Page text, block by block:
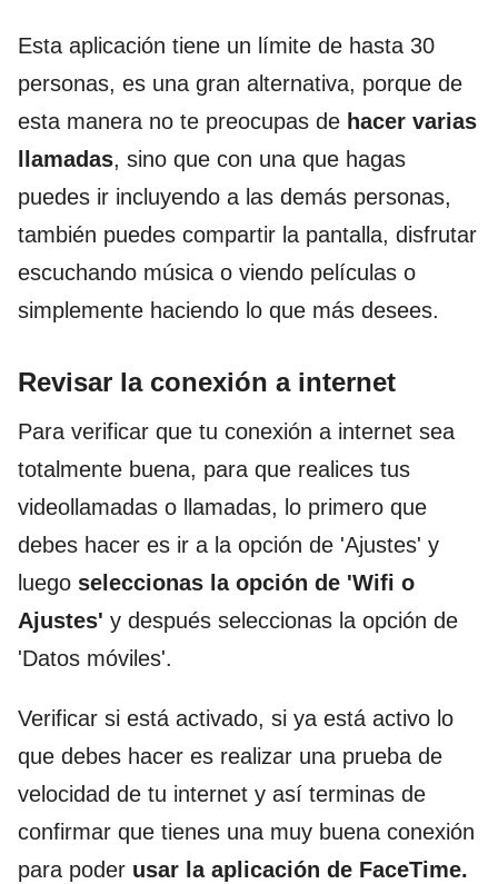
Esta aplicación tiene un límite de hasta 30
personas, es una gran alternativa, porque de
esta manera no te preocupas de hacer varias
llamadas, sino que con una que hagas
puedes ir incluyendo a las demás personas,
también puedes compartir la pantalla, disfrutar
escuchando música o viendo películas o
simplemente haciendo lo que más desees.
Revisar la conexión a internet
Para verificar que tu conexión a internet sea
totalmente buena, para que realices tus
videollamadas o llamadas, lo primero que
debes hacer es ir a la opción de 'Ajustes' y
luego seleccionas la opción de 'Wifi o
Ajustes' y después seleccionas la opción de
'Datos móviles'.
Verificar si está activado, si ya está activo lo
que debes hacer es realizar una prueba de
velocidad de tu internet y así terminas de
confirmar que tienes una muy buena conexión
para poder usar la aplicación de FaceTime.